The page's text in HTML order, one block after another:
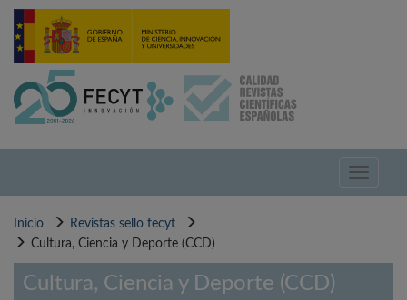
Pasar
contenido
Toggle
Inicio
Revistas sello fecyt
Cultura, Ciencia y Deporte (CCD)
Cultura, Ciencia y Deporte (CCD)